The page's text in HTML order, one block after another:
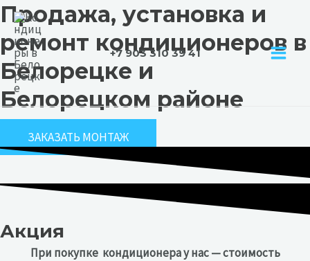
Перейти
содержимому
+7 903 310 39 41
Продажа, установка и
ремонт кондиционеров в
Белорецке и
Белорецком районе
ЗАКАЗАТЬ МОНТАЖ
Акция
При покупке кондиционера у нас — стоимость